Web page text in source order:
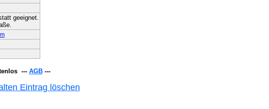
geeignet.
--- AGB---
Eintrag löschen